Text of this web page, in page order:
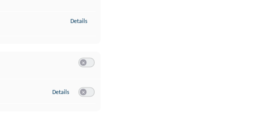
Details
Details zu Google Analytics